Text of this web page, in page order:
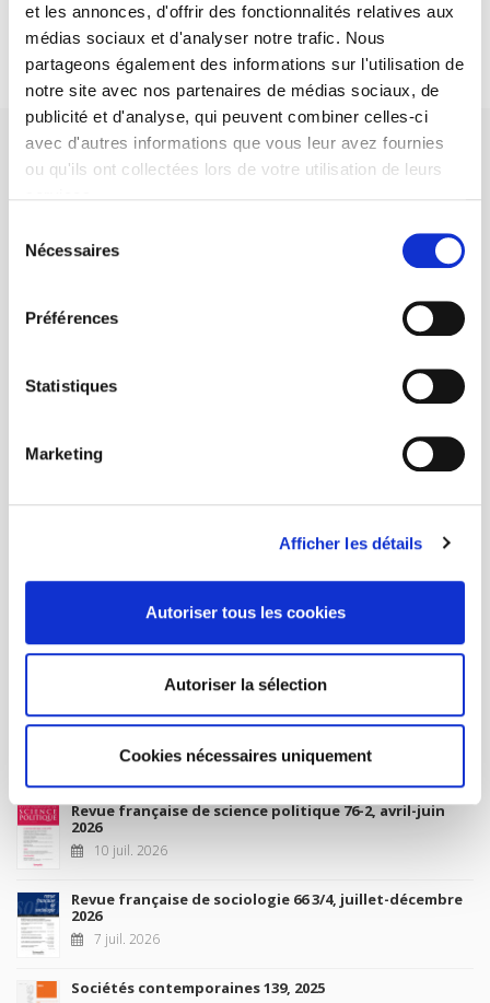
et les annonces, d'offrir des fonctionnalités relatives aux
médias sociaux et d'analyser notre trafic. Nous
partageons également des informations sur l'utilisation de
notre site avec nos partenaires de médias sociaux, de
publicité et d'analyse, qui peuvent combiner celles-ci
avec d'autres informations que vous leur avez fournies
ou qu'ils ont collectées lors de votre utilisation de leurs
Nécessaires
Préférences
Statistiques
Marketing
Afficher les détails
Autoriser tous les cookies
Autoriser la sélection
Cookies nécessaires uniquement
SCIENCES PO UNIVERSITY PRESS has a threefold role: to publish
original research, to edit reference works for student use, and to
FOREIGN RIGHTS
CONDITIONS OF SALE
Future Releases
4 sept. 2026
New Releases
Revue française de science politique 76-2, avril-juin
2026
10 juil. 2026
Revue française de sociologie 66 3/4, juillet-décembre
2026
7 juil. 2026
Sociétés contemporaines 139, 2025